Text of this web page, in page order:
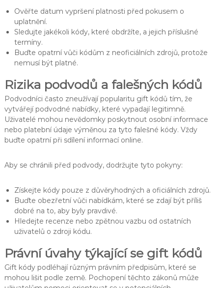
Ověřte datum vypršení platnosti před pokusem o
uplatnění.
Sledujte jakékoli kódy, které obdržíte, a jejich příslušné
termíny.
Buďte opatrní vůči kódům z neoficiálních zdrojů, protože
nemusí být platné.
Rizika podvodů a falešných kódů
Podvodníci často zneužívají popularitu gift kódů tím, že
vytvářejí podvodné nabídky, které vypadají legitimně.
Uživatelé mohou nevědomky poskytnout osobní informace
nebo platební údaje výměnou za tyto falešné kódy. Vždy
buďte opatrní při sdílení informací online.
Aby se chránili před podvody, dodržujte tyto pokyny:
Získejte kódy pouze z důvěryhodných a oficiálních zdrojů.
Buďte obezřetní vůči nabídkám, které se zdají být příliš
dobré na to, aby byly pravdivé.
Hledejte recenze nebo zpětnou vazbu od ostatních
uživatelů o zdroji kódu.
Právní úvahy týkající se gift kódů
Gift kódy podléhají různým právním předpisům, které se
mohou lišit podle země. Pochopení těchto zákonů může